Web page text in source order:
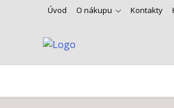
Úvod O nákupu Kontakty